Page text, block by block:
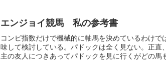
エンジョイ競馬 私の参考書
コンピ指数だけで機械的に軸馬を決めているわけ
味して検討している。パドックは全く見ない。正直
主の友人につきあってパドックを見に行くがどの馬